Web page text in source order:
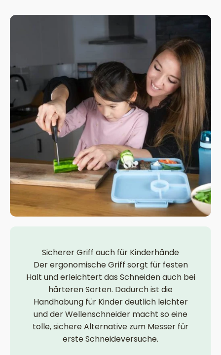
Sicherer Griff auch für Kinderhände
Der ergonomische Griff sorgt für festen
Halt und erleichtert das Schneiden auch bei
härteren Sorten. Dadurch ist die
Handhabung für Kinder deutlich leichter
und der Wellenschneider macht so eine
tolle, sichere Alternative zum Messer für
erste Schneideversuche.